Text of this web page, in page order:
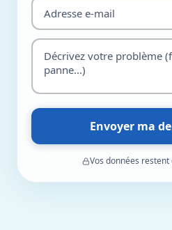
Envoyer ma
Vos données